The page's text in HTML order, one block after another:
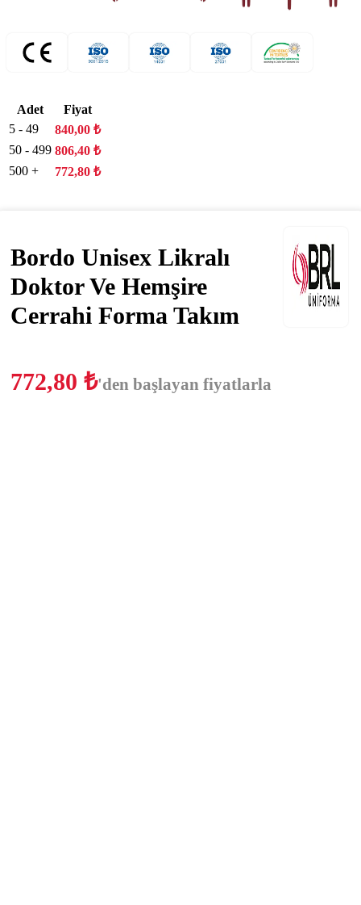
Adet
Fiyat
5 - 49
840,00 ₺
50 - 499 806,40 ₺
500 +
772,80 ₺
Bordo Unisex Likralı
Doktor Ve Hemşire
Cerrahi Forma Takım
772,80 ₺'den başlayan fiyatlarla